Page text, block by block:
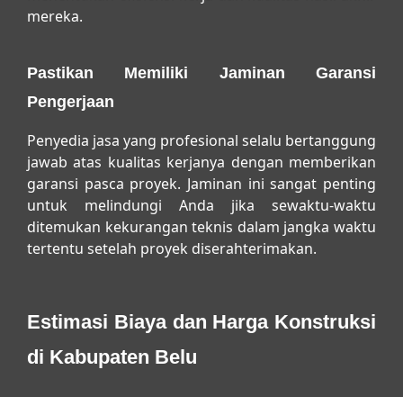
mereka.
Pastikan Memiliki Jaminan Garansi
Pengerjaan
Penyedia jasa yang profesional selalu bertanggung
jawab atas kualitas kerjanya dengan memberikan
garansi pasca proyek. Jaminan ini sangat penting
untuk melindungi Anda jika sewaktu-waktu
ditemukan kekurangan teknis dalam jangka waktu
tertentu setelah proyek diserahterimakan.
Estimasi Biaya dan Harga Konstruksi
di Kabupaten Belu